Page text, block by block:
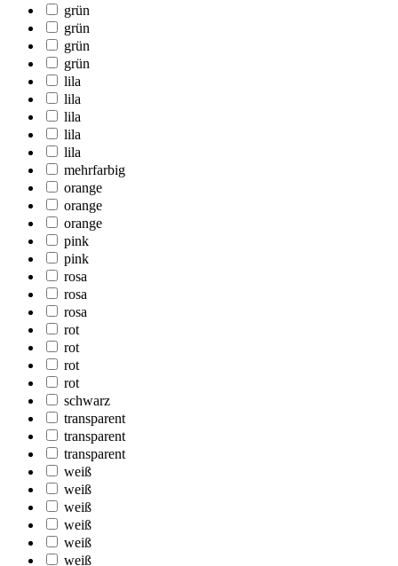
grün
grün
grün
grün
lila
lila
lila
lila
lila
mehrfarbig
orange
orange
orange
pink
pink
rosa
rosa
rosa
rot
rot
rot
rot
schwarz
transparent
transparent
transparent
weiß
weiß
weiß
weiß
weiß
weiß